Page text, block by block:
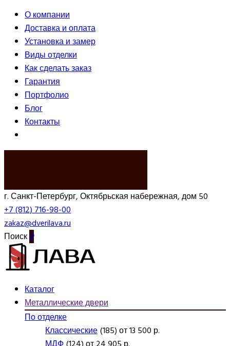
О компании
Доставка и оплата
Установка и замер
Виды отделки
Как сделать заказ
Гарантия
Портфолио
Блог
Контакты
г. Санкт-Петербург, Октябрьская набережная, дом 50
+7 (812) 716-98-00
zakaz@dverilava.ru
Поиск0
Каталог
Металлические двери
По отделке
Классические(185) от 13 500 р.